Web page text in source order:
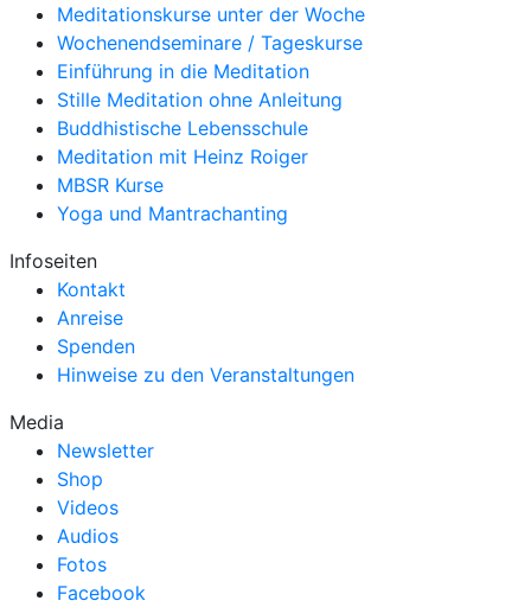
Meditationskurse unter der Woche
Wochenendseminare / Tageskurse
Einführung in die Meditation
Stille Meditation ohne Anleitung
Buddhistische Lebensschule
Meditation mit Heinz Roiger
MBSR Kurse
Yoga und Mantrachanting
Infoseiten
Kontakt
Anreise
Spenden
Hinweise zu den Veranstaltungen
Media
Newsletter
Shop
Videos
Audios
Fotos
Facebook